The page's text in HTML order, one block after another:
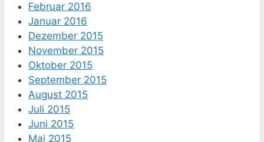
Februar 2016
Januar 2016
Dezember 2015
November 2015
Oktober 2015
September 2015
August 2015
Juli 2015
Juni 2015
Mai 2015